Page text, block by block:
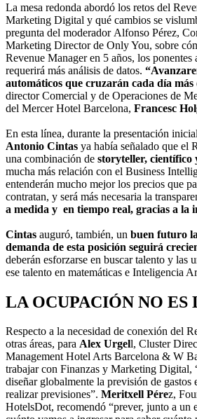
La mesa redonda abordó los retos del
Marketing Digital y qué cambios se
pregunta del moderador Alfonso Pérez,
Marketing Director de Only You, sobre
Revenue Manager en 5 años, los ponentes
requerirá más análisis de datos.
automáticos que cruzarán cada día más
director Comercial y de Operaciones de
del Mercer Hotel Barcelona, Francesc
En esta línea, durante la presentación
Antonio Cintas ya había señalado que el
una combinación de storyteller, científico
mucha más relación con el Business
entenderán mucho mejor los precios que
contratan, y será más necesaria la
a medida y en tiempo real, gracias a la
Cintas auguró, también, un buen futuro
demanda de esta posición seguirá
deberán esforzarse en buscar talento y las
ese talento en matemáticas e Inteligencia
LA OCUPACIÓN NO ES
Respecto a la necesidad de conexión del
otras áreas, para Alex Urgell, Cluster
Management Hotel Arts Barcelona & W
trabajar con Finanzas y Marketing Digital,
diseñar globalmente la previsión de gastos
realizar previsiones”. Meritxell Pérez,
HotelsDot, recomendó “prever, junto a un